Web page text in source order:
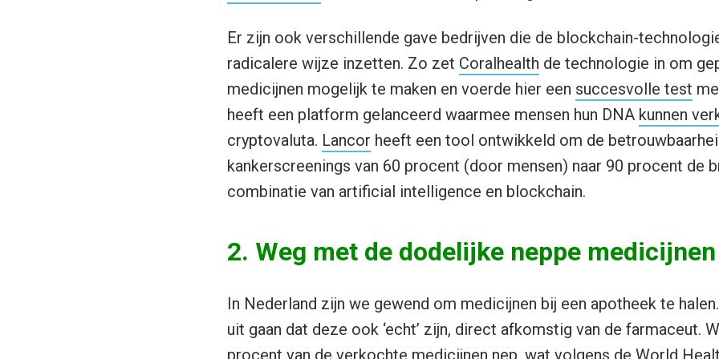
Er zijn ook verschillende gave bedrijven die de blockchain-
radicalere wijze inzetten. Zo zet Coralhealth de technologie in om
medicijnen mogelijk te maken en voerde hier een succesvolle test
heeft een platform gelanceerd waarmee mensen hun DNA kunnen
cryptovaluta. Lancor heeft een tool ontwikkeld om de
kankerscreenings van 60 procent (door mensen) naar 90 procent de
combinatie van artificial intelligence en blockchain.
2. Weg met de dodelijke neppe medicijnen
In Nederland zijn we gewend om medicijnen bij een apotheek te
uit gaan dat deze ook ‘echt’ zijn, direct afkomstig van de farmaceut.
procent van de verkochte medicijnen nep , wat volgens de World